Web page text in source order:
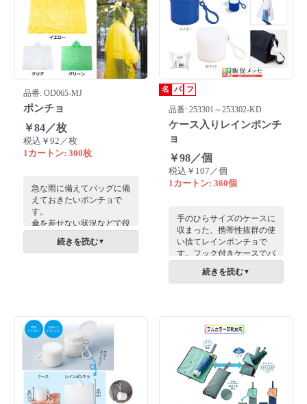
品番: OD065-MJ
ポンチョ
￥84／枚
税込￥92／枚
1カートン: 300枚
急な雨に備えてバッグに備
えておきたいポンチョで
す。
傘を差せない状況などで役
ので安心です。野外フェス
続きを読む▼
名 パ フ
品番: 253301～253302-KD
ケース入りレインポンチ
ョ
￥98／個
税込￥107／個
1カートン: 360個
手のひらサイズのケースに
収まった、携帯性抜群の使
い捨てレインポンチョで
す。フック付きケースでバ
雨でも即座に取り出し可
た。イベントや屋外活動の
「もしも」を支える、機能
的な雨具です。
続きを読む▼